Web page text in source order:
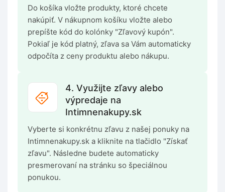
Do košíka vložte produkty, ktoré chcete
nakúpiť. V nákupnom košíku vložte alebo
prepíšte kód do kolónky "Zľavový kupón".
Pokiaľ je kód platný, zľava sa Vám automaticky
odpočíta z ceny produktu alebo nákupu.
4. Využijte zľavy alebo
výpredaje na
Intimnenakupy.sk
Vyberte si konkrétnu zľavu z našej ponuky na
Intimnenakupy.sk a kliknite na tlačidlo "Získať
zľavu". Následne budete automaticky
presmerovaní na stránku so špeciálnou
ponukou.